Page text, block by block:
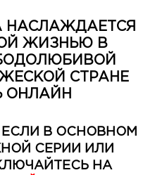
НАСЛАЖДАЕТСЯ
ЖИЗНЬЮ В
СТРАНЕ
ОНЛАЙН
ЕСЛИ В ОСНОВНОМ
СЕРИИ ИЛИ
НА